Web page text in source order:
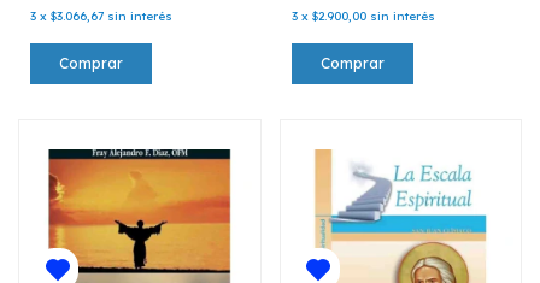
3 x $3.066,67 sin interés 3 x $2.900,00 sin interés